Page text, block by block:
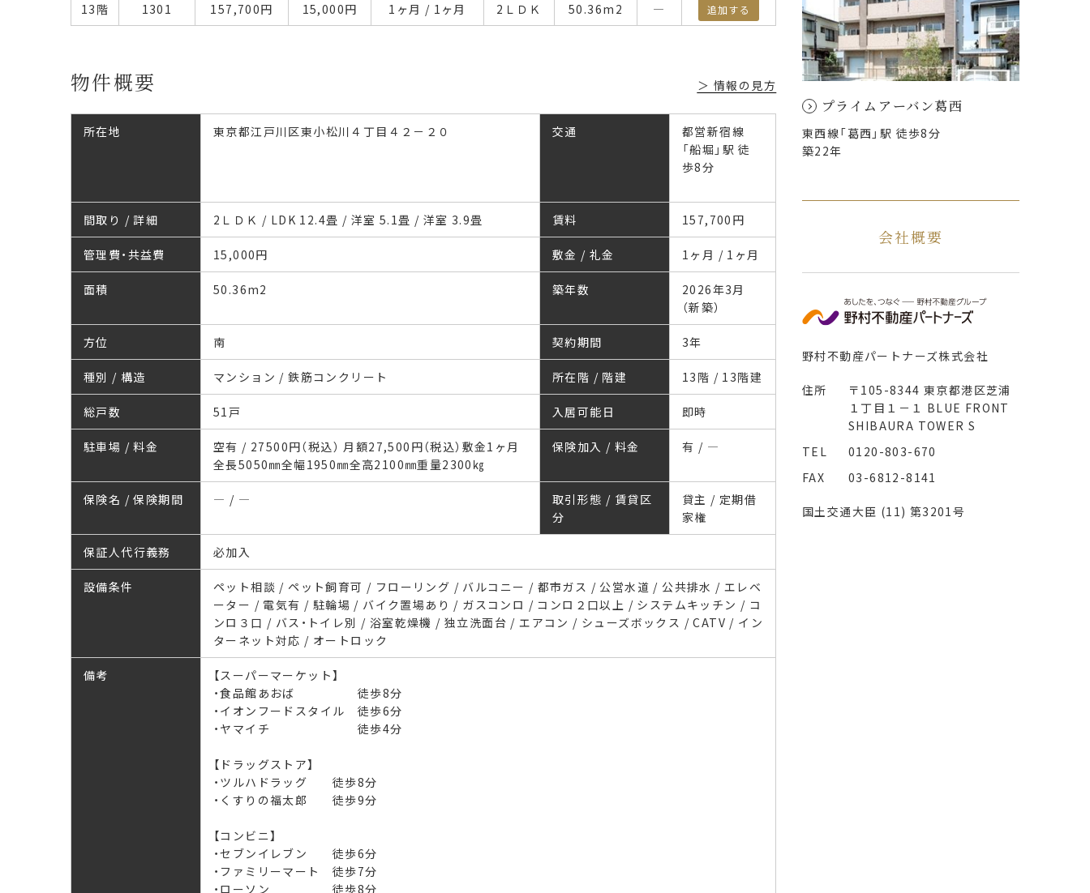
13階
1301 157,700円 15,000円 1ヶ月 / 1ヶ月 2ＬＤＫ 50.36m 2 ― 追加する
物件概要 情報の見方
所在地 東京都江戸川区東小松川４丁目４２－２０ 交通
都営新宿線
「船堀」駅 徒
歩8分
間取り / 詳細 2ＬＤＫ / LDK 12.4畳 / 洋室 5.1畳 / 洋室 3.9畳 賃料 157,700円
管理費・共益費 15,000円 敷金 / 礼金 1ヶ月 / 1ヶ月
面積 50.36m2 築年数
2026年3月
（新築）
方位 南 契約期間 3年
種別 / 構造 マンション / 鉄筋コンクリート 所在階 / 階建 13階 / 13階建
総戸数 51戸 入居可能日 即時
駐車場 / 料金
空有 / 27500円（税込） 月額27,500円（税込）敷金1ヶ月
全長5050㎜全幅1950㎜全高2100㎜重量2300㎏
保険加入 / 料金 有 / ―
保険名 / 保険期間 ― / ―
取引形態 / 賃貸区
分
貸主 / 定期借
家権
保証人代行義務 必加入
設備条件
ペット相談 / ペット飼育可 / フローリング / バルコニー / 都市ガス / 公営水道 / 公共排水 / エレベ
ーター / 電気有 / 駐輪場 / バイク置場あり / ガスコンロ / コンロ２口以上 / システムキッチン / コ
ンロ３口 / バス・トイレ別 / 浴室乾燥機 / 独立洗面台 / エアコン / シューズボックス / CATV / イン
ターネット対応 / オートロック
備考
【スーパーマーケット】
・食品館あおば 徒歩8分
・イオンフードスタイル 徒歩6分
・ヤマイチ 徒歩4分
【ドラッグストア】
・ツルハドラッグ 徒歩8分
・くすりの福太郎 徒歩9分
【コンビニ】
・セブンイレブン 徒歩6分
・ファミリーマート 徒歩7分
・ローソン 徒歩8分
プライムアーバン葛西
東西線「葛西」駅 徒歩8分
築22年
会社概要
野村不動産パートナーズ株式会社
住所
〒105-8344 東京都港区芝浦
１丁目１－１ BLUE FRONT
SHIBAURA TOWER S
TEL
0120-803-670
FAX
03-6812-8141
国土交通大臣 (11) 第3201号